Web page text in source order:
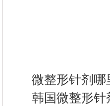
微整形针剂
韩国微整形